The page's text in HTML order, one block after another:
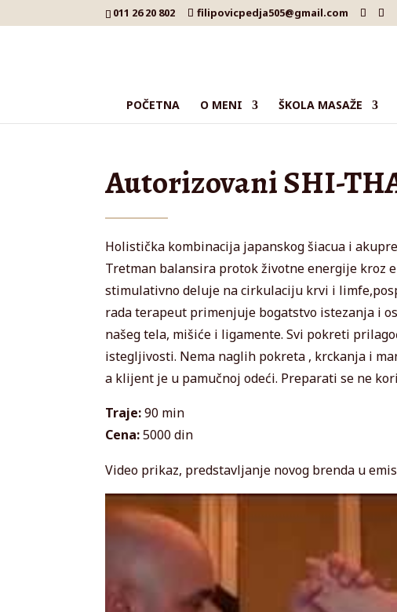
011 26 20 802 filipovicpedja505@gmail.com
POČETNA O MENI ŠKOLA MASAŽE
Autorizovani SHI-
Holistička kombinacija japanskog šiacua i
Tretman balansira protok životne energije kroz
stimulativno deluje na cirkulaciju krvi i
rada terapeut primenjuje bogatstvo istezanja i
našeg tela, mišiće i ligamente. Svi pokreti
istegljivosti. Nema naglih pokreta , krckanja i
a klijent je u pamučnoj odeći. Preparati se ne
Traje:90 min
Cena:5000 din
Video prikaz, predstavljanje novog brenda u